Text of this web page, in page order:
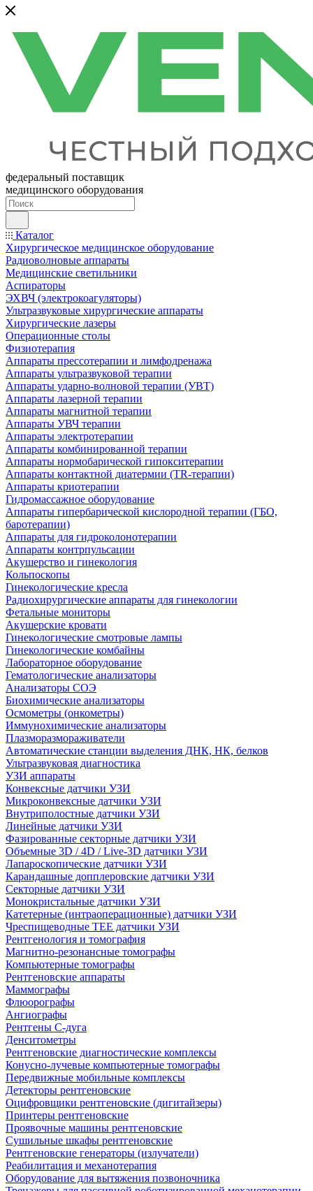
федеральный поставщик
медицинского оборудования
Каталог
Хирургическое медицинское оборудование
Радиоволновые аппараты
Медицинские светильники
Аспираторы
ЭХВЧ (электрокоагуляторы)
Ультразвуковые хирургические аппараты
Хирургические лазеры
Операционные столы
Физиотерапия
Аппараты прессотерапии и лимфодренажа
Аппараты ультразвуковой терапии
Аппараты ударно-волновой терапии (УВТ)
Аппараты лазерной терапии
Аппараты магнитной терапии
Аппараты УВЧ терапии
Аппараты электротерапии
Аппараты комбинированной терапии
Аппараты нормобарической гипокситерапии
Аппараты контактной диатермии (TR-терапии)
Аппараты криотерапии
Гидромассажное оборудование
Аппараты гипербарической кислородной терапии (ГБО,
баротерапии)
Аппараты для гидроколонотерапии
Аппараты контрпульсации
Акушерство и гинекология
Кольпоскопы
Гинекологические кресла
Радиохирургические аппараты для гинекологии
Фетальные мониторы
Акушерские кровати
Гинекологические смотровые лампы
Гинекологические комбайны
Лабораторное оборудование
Гематологические анализаторы
Анализаторы СОЭ
Биохимические анализаторы
Осмометры (онкометры)
Иммунохимические анализаторы
Плазморазмораживатели
Автоматические станции выделения ДНК, НК, белков
Ультразвуковая диагностика
УЗИ аппараты
Конвексные датчики УЗИ
Микроконвексные датчики УЗИ
Внутриполостные датчики УЗИ
Линейные датчики УЗИ
Фазированные секторные датчики УЗИ
Объемные 3D / 4D / Live-3D датчики УЗИ
Лапароскопические датчики УЗИ
Карандашные допплеровские датчики УЗИ
Секторные датчики УЗИ
Монокристальные датчики УЗИ
Катетерные (интраоперационные) датчики УЗИ
Чреспищеводные TEE датчики УЗИ
Рентгенология и томография
Магнитно-резонансные томографы
Компьютерные томографы
Рентгеновские аппараты
Маммографы
Флюорографы
Ангиографы
Рентгены С-дуга
Денситометры
Рентгеновские диагностические комплексы
Конусно-лучевые компьютерные томографы
Передвижные мобильные комплексы
Детекторы рентгеновские
Оцифровщики рентгеновские (дигитайзеры)
Принтеры рентгеновские
Проявочные машины рентгеновские
Сушильные шкафы рентгеновские
Рентгеновские генераторы (излучатели)
Реабилитация и механотерапия
Оборудование для вытяжения позвоночника